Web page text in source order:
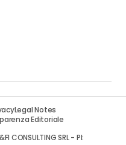
Legal Notes
Editoriale
CONSULTING SRL - PI: